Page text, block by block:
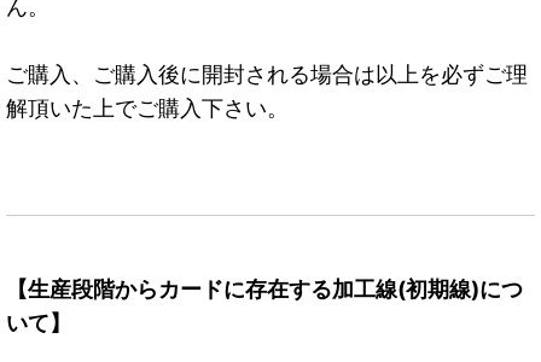
ん。
ご購入、ご購入後に開封される場合は以上を必ずご理
解頂いた上でご購入下さい。
【生産段階からカードに存在する加工線(初期線)につ
いて】